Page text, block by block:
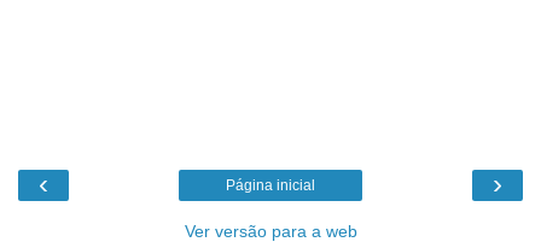
‹ ›
Página inicial
Ver versão para a web